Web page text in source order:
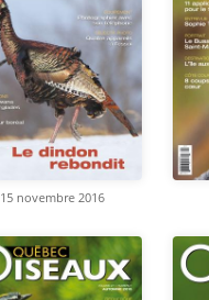
15 novembre 2016